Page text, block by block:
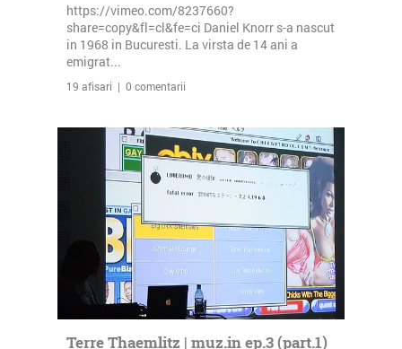
https://vimeo.com/8237660?
share=copy&fl=cl&fe=ci Daniel Knorr s-a nascut
in 1968 in Bucuresti. La virsta de 14 ani a
emigrat...
19 afisari | 0 comentarii
Terre Thaemlitz | muz.in ep.3 (part.1)